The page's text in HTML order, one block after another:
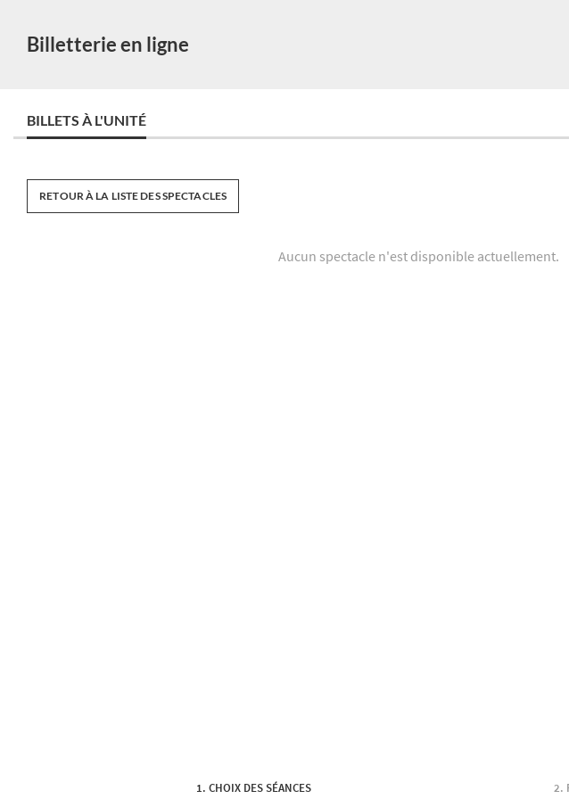
Billetterie en ligne
BILLETS À L'UNITÉ
RETOUR À LA LISTE DES SPECTACLES
Aucun spectacle n'est disponible actuellement.
CHOIX DES SÉANCES